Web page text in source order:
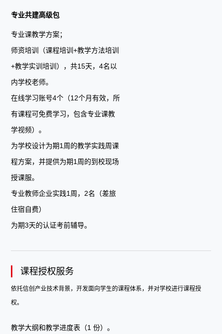
专业共建高级包
专业课教学方案；
师资培训（课程培训+教学方法培训
+教学实训培训），共15天，4名以
内学校老师。
在线学习账号4个（12个月有效，所
有课程可免费学习，包含专业课教
学视频）。
为学校设计为期1周的教学实践周课
程方案，并提供为期1周的到校现场
授课服。
专业教师企业实践1周，2名（差旅
住宿自费）
为期3天的认证考前辅导。
课程授权服务
依托信创产业技术背景，开发面向学生的课程体系，并对学校进行课程授
权。
教学大纲和教学进度表（1 份）。